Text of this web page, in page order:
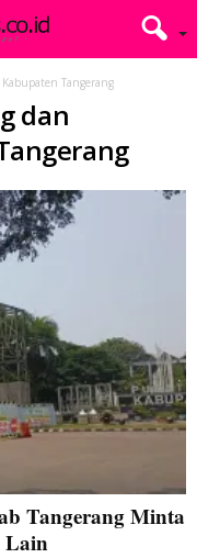
Tangerang
dan
Tangerang Minta
Lain